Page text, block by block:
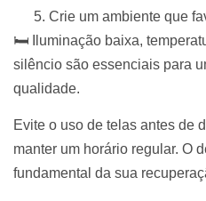
Crie um ambiente que
🛏 Iluminação baixa,
silêncio são essenciais para
qualidade.
Evite o uso de telas antes de
manter um horário regular. O
fundamental da sua